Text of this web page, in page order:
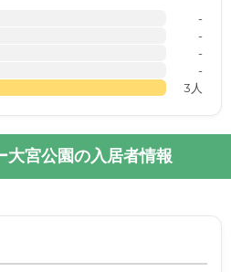
-
-
-
-
3人
大宮公園の入居者情報